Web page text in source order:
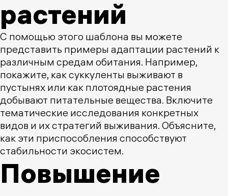
растений
С помощью этого шаблона вы можете
представить примеры адаптации растений к
различным средам обитания. Например,
покажите, как суккуленты выживают в
пустынях или как плотоядные растения
добывают питательные вещества. Включите
тематические исследования конкретных
видов и их стратегий выживания. Объясните,
как эти приспособления способствуют
стабильности экосистем.
Повышение